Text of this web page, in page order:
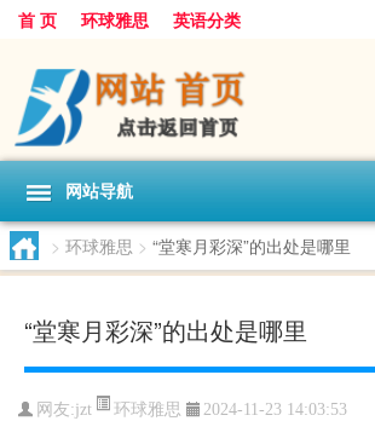
首 页 环球雅思 英语分类
网站导航
> 环球雅思 > “堂寒月彩深”的出处是哪里
“堂寒月彩深”的出处是哪里
网友:jzt 环球雅思 2024-11-23 14:03:53